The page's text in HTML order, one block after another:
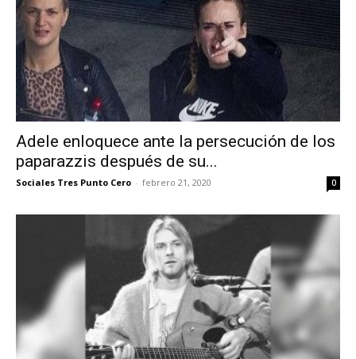
Adele enloquece ante la persecución de los
paparazzis después de su...
Sociales Tres Punto Cero - febrero 21, 2020 0